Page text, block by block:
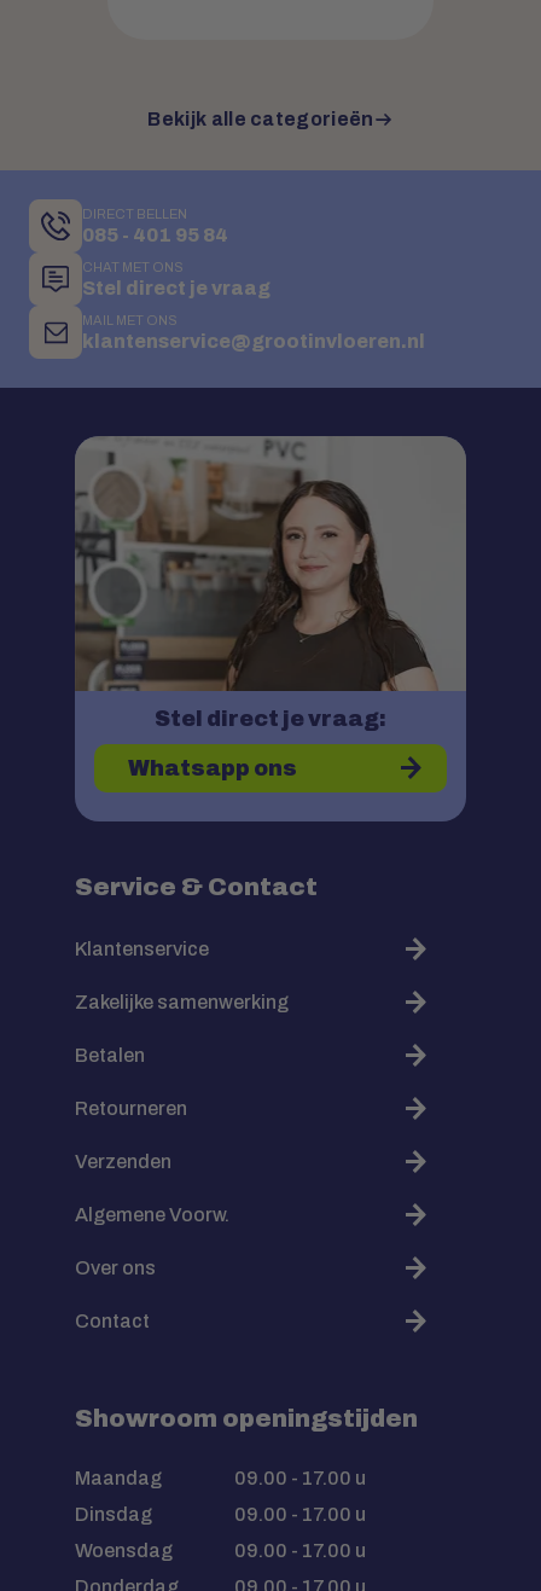
Bekijk alle categorieën
DIRECT BELLEN
085 - 401 95 84
CHAT MET ONS
Stel direct je vraag
MAIL MET ONS
klantenservice@grootinvloeren.nl
Stel direct je vraag:
Whatsapp ons
Service & Contact
Klantenservice
Zakelijke samenwerking
Betalen
Retourneren
Verzenden
Algemene Voorw.
Over ons
Contact
Showroom openingstijden
Maandag
09.00 - 17.00 u
Dinsdag
09.00 - 17.00 u
Woensdag
09.00 - 17.00 u
Donderdag
09.00 - 17.00 u